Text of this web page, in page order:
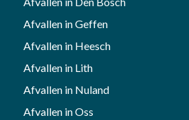
Afvallen in Geffen
Afvallen in Heesch
Afvallen in Lith
Afvallen in Nuland
Afvallen in Oss